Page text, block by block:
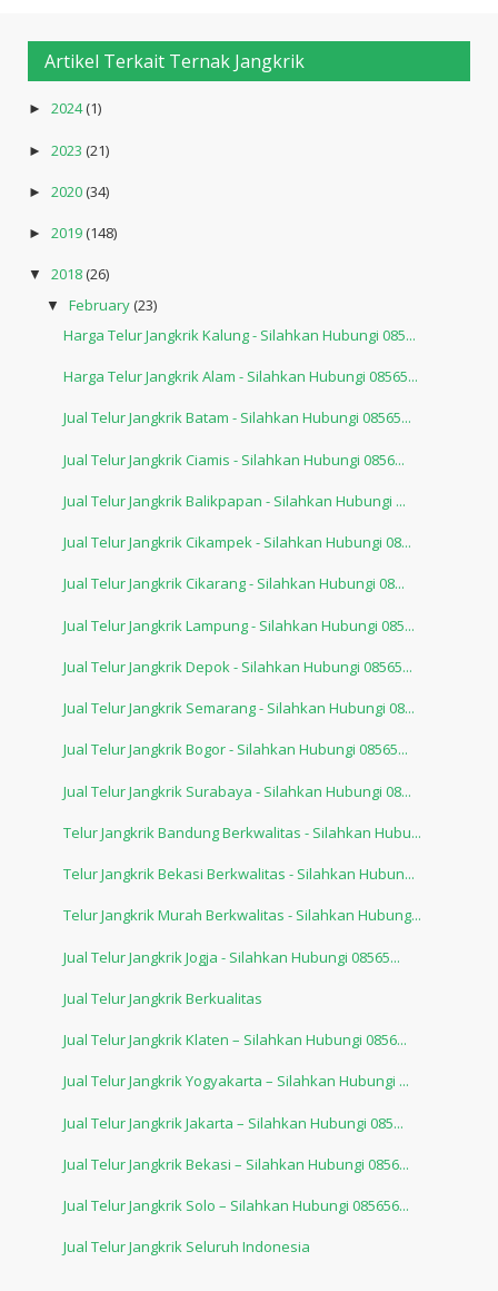
Artikel Terkait Ternak Jangkrik
► 2024(1)
► 2023 (21)
► 2020(34)
► 2019(148)
▼ 2018(26)
▼ February(23)
Harga Telur Jangkrik Kalung - Silahkan Hubungi 085...
Harga Telur Jangkrik Alam - Silahkan Hubungi 08565...
Jual Telur Jangkrik Batam - Silahkan Hubungi 08565...
Jual Telur Jangkrik Ciamis - Silahkan Hubungi 0856...
Jual Telur Jangkrik Balikpapan - Silahkan Hubungi ...
Jual Telur Jangkrik Cikampek - Silahkan Hubungi 08...
Jual Telur Jangkrik Cikarang - Silahkan Hubungi 08...
Jual Telur Jangkrik Lampung - Silahkan Hubungi 085...
Jual Telur Jangkrik Depok - Silahkan Hubungi 08565...
Jual Telur Jangkrik Semarang - Silahkan Hubungi 08...
Jual Telur Jangkrik Bogor - Silahkan Hubungi 08565...
Jual Telur Jangkrik Surabaya - Silahkan Hubungi 08...
Telur Jangkrik Bandung Berkwalitas - Silahkan Hubu...
Telur Jangkrik Bekasi Berkwalitas - Silahkan Hubun...
Telur Jangkrik Murah Berkwalitas - Silahkan Hubung...
Jual Telur Jangkrik Jogja - Silahkan Hubungi 08565...
Jual Telur Jangkrik Berkualitas
Jual Telur Jangkrik Klaten – Silahkan Hubungi 0856...
Jual Telur Jangkrik Yogyakarta – Silahkan Hubungi ...
Jual Telur Jangkrik Jakarta – Silahkan Hubungi 085...
Jual Telur Jangkrik Bekasi – Silahkan Hubungi 0856...
Jual Telur Jangkrik Solo – Silahkan Hubungi 085656...
Jual Telur Jangkrik Seluruh Indonesia